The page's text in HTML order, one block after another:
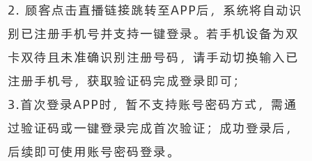
2. 顾客点击直播链接跳转至APP后，系统将自动识
别已注册手机号并支持一键登录。若手机设备为双
卡双待且未准确识别注册号码，请手动切换输入已
注册手机号，获取验证码完成登录即可；
3.首次登录APP时，暂不支持账号密码方式，需通
过验证码或一键登录完成首次验证；成功登录后，
后续即可使用账号密码登录。